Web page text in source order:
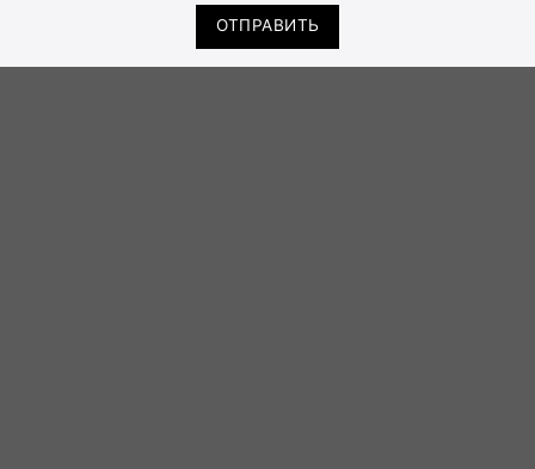
ОТПРАВИТЬ